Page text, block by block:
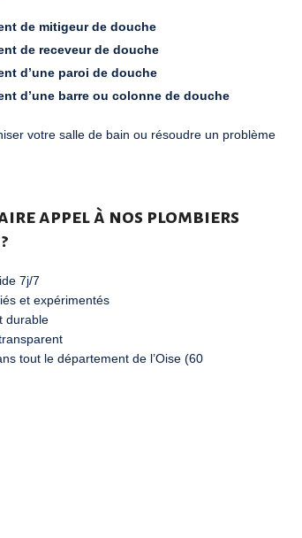
de mitigeur de douche
de receveur de douche
d’une paroi de douche
d’une barre ou colonne de douche
votre salle de bain ou résoudre un problème
appel à nos plombiers
7j/7
et expérimentés
durable
tout le département de l’Oise (60